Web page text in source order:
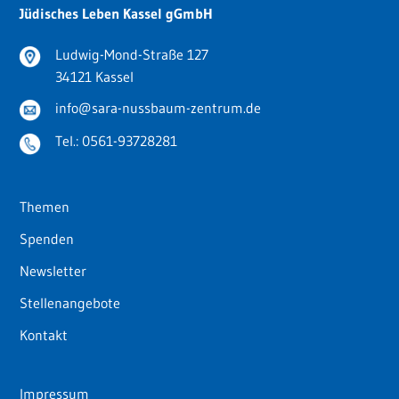
Jüdisches Leben Kassel gGmbH
Ludwig-Mond-Straße 127
34121 Kassel
info@sara-nussbaum-zentrum.de
Tel.: 0561-93728281
Themen
Spenden
Newsletter
Stellenangebote
Kontakt
Impressum